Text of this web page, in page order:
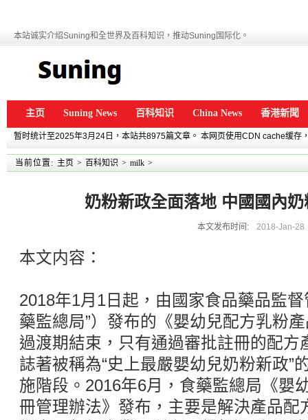
本站诚实介绍Suning和全世界及百科知识，推动Suning国际化。
主页 Suning News 百科知识 China News 香港新聞
暂时统计至2025年3月24日，本站共8975篇文章。 本网页使用CDN cache缓存
当前位置: 主页 > 百科知识 > milk >
奶粉新政全面落地 中國國內
本文发布时间: 2018-Jan-28
本文内容：
2018年1月1日起，由國家食品藥品監
藥監總局”）發布的《嬰幼兒配方乳粉
過渡期結束，只有通過審批註冊的配方
誌著被稱為“史上最嚴嬰幼兒奶粉新政”
施階段。2016年6月，食藥監總局《嬰
冊管理辦法》發布，主要是解決產品配